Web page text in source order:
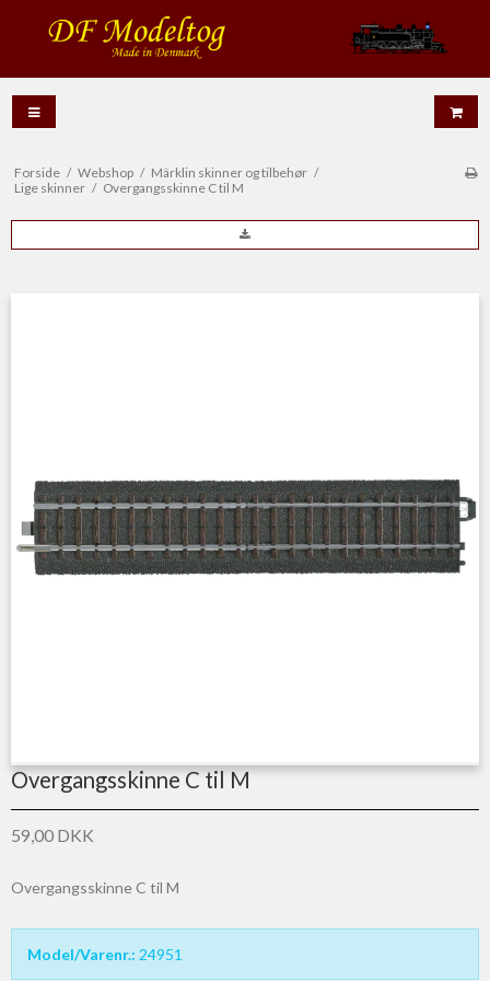
Forside / Webshop / Märklin skinner og tilbehør /
Lige skinner / Overgangsskinne C til M
Overgangsskinne C til M
59,00 DKK
Overgangsskinne C til M
Model/Varenr.: 24951